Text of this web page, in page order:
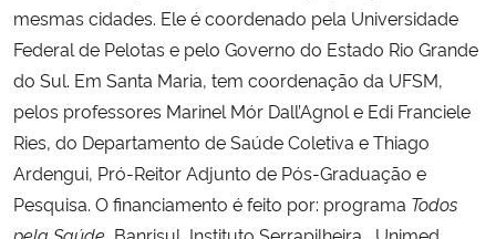
mesmas cidades. Ele é coordenado pela Universidade
Federal de Pelotas e pelo Governo do Estado Rio Grande
do Sul. Em Santa Maria, tem coordenação da UFSM,
pelos professores Marinel Mór Dall’Agnol e Edi Franciele
Ries, do Departamento de Saúde Coletiva e Thiago
Ardengui, Pró-Reitor Adjunto de Pós-Graduação e
Pesquisa. O financiamento é feito por: programa Todos
pela Saúde, Banrisul, Instituto Serrapilheira, Unimed